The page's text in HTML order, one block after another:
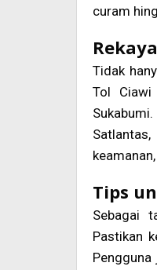
curam
Tidak
Tol Ciawi
Tips
Sebagai
Pastikan